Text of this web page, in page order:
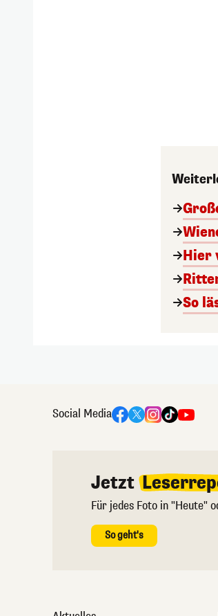
Hier
So
Social Media
Jetzt
Für jedes Foto in "Heute"
So geht's